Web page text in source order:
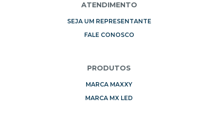
ATENDIMENTO
SEJA UM REPRESENTANTE
FALE CONOSCO
PRODUTOS
MARCA MAXXY
MARCA MX LED